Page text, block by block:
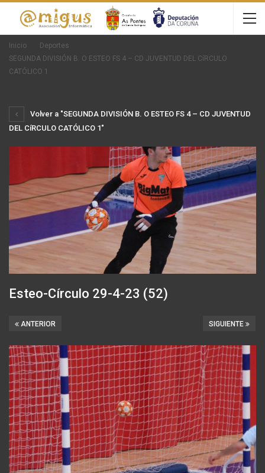
Inicio
Deportes
SEGUNDA DIVISIÓN B. O ESTEO FS 4 – CD JUVENTUD DEL CíRCULO
CATÓLICO 1
Volver a "SEGUNDA DIVISIÓN B. O ESTEO FS 4 – CD JUVENTUD
DEL CíRCULO CATÓLICO 1"
Esteo-Círculo 29-4-23 (52)
SIGUIENTE
ANTERIOR